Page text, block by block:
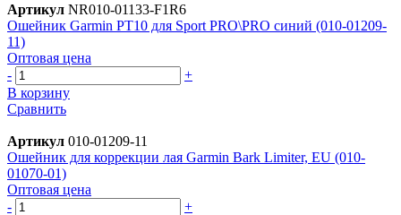
Артикул NR010-01133-F1R6
Ошейник Garmin PT10 для Sport PRO\PRO синий (010-01209-
11)
Оптовая цена
-
+
В корзину
Сравнить
Артикул 010-01209-11
Ошейник для коррекции лая Garmin Bark Limiter, EU (010-
01070-01)
Оптовая цена
-
+